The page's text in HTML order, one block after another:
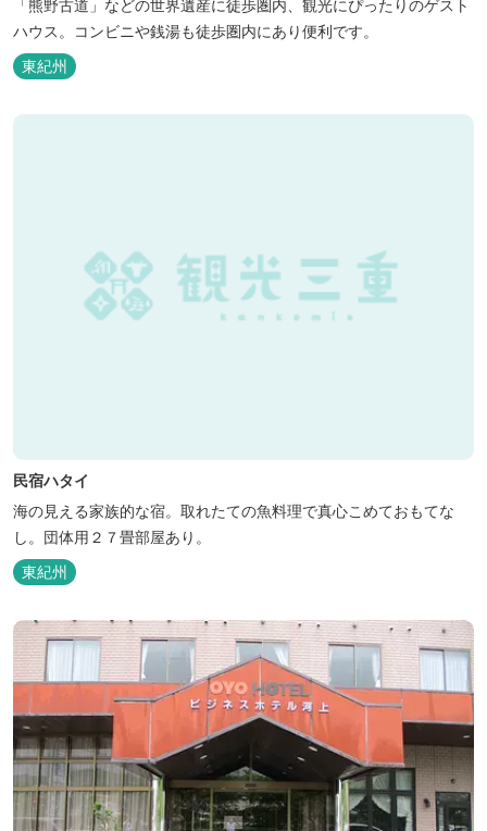
「熊野古道」などの世界遺産に徒歩圏内、観光にぴったりのゲスト
ハウス。コンビニや銭湯も徒歩圏内にあり便利です。
東紀州
民宿ハタイ
海の見える家族的な宿。取れたての魚料理で真心こめておもてな
し。団体用２７畳部屋あり。
東紀州